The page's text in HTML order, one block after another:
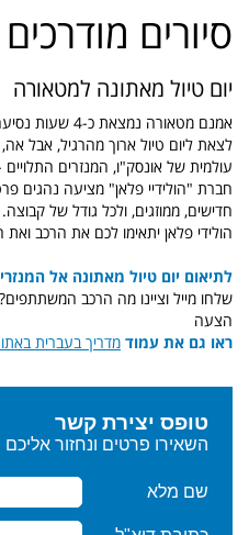
סיורים
יום טיול מאתונה למטאורה
אמנם מטאורה
לצאת ליום טיול ארוך מהרגיל, אבל
עולמית של אונסק"ו, המנזרים
חברת "הולידיי פלאן" מציעה נהגים
הולידי פלאן יתאימו לכם את הרכב ואת
לתיאום יום טיול מאתונה אל
שלחו מייל וציינו מה הרכב
הצעה
ראו גם את עמוד מדריך בעברית